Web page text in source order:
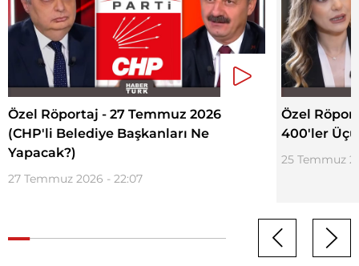
Özel Röportaj - 27 Temmuz 2026
(CHP'li Belediye Başkanları Ne
Yapacak?)
27 Temmuz 2026 - 22:07
Özel
400'ler
25 Temmuz